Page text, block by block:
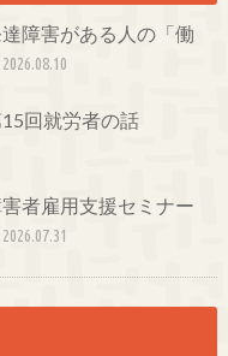
障害がある人の「働
2026.08.10
回就労者の話
者雇用支援セミナー
2026.07.31